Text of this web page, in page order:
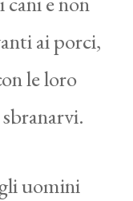
ai porci,
le loro
uomini